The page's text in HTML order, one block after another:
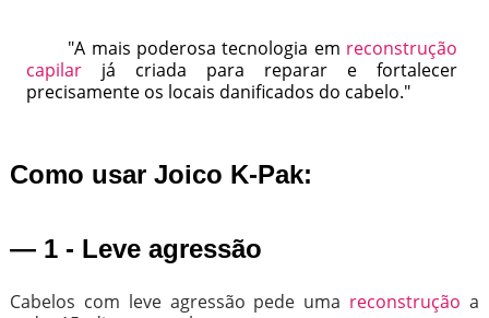
"A mais poderosa tecnologia em reconstrução
capilarjá criada para reparar e fortalecer
precisamente os locais danificados do cabelo."
Como usar Joico K-Pak:
— 1 - Leve agressão
Cabelos com leve agressão pede uma reconstrução a